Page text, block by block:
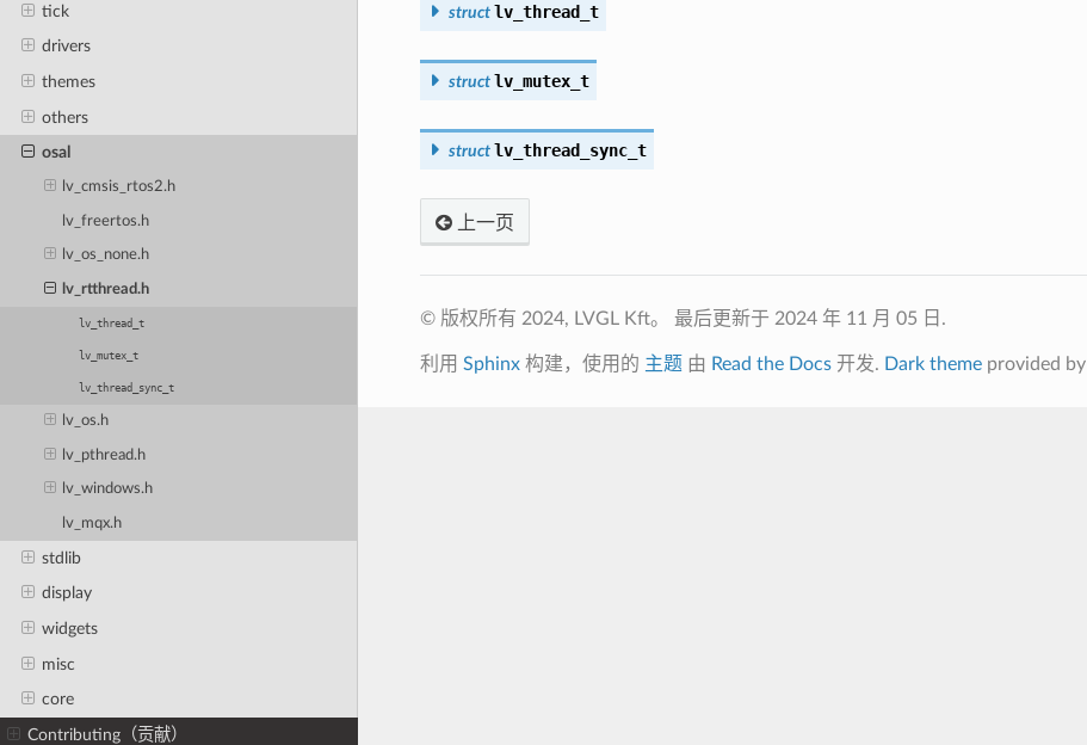
tick
drivers
themes
others
osal
lv_cmsis_rtos2.h
lv_freertos.h
lv_os_none.h
lv_rtthread.h
lv_thread_t
lv_mutex_t
lv_thread_sync_t
lv_os.h
lv_pthread.h
lv_windows.h
lv_mqx.h
stdlib
display
widgets
misc
core
Contributing（贡献）
struct lv_thread_t
struct lv_mutex_t
struct lv_thread_sync_t
上一页
© 版权所有 2024, LVGL Kft。 最后更新于 2024 年 11 月 05 日.
利用 Sphinx构建，使用的 主题 由 Read the Docs开发. Dark themeprovided by